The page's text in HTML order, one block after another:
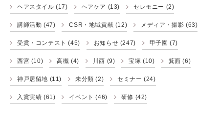
ヘアスタイル (17) ヘアケア (13) セレモニー (2)
講師活動 (47) CSR・地域貢献 (12) メディア・撮影 (63)
受賞・コンテスト (45) お知らせ (247) 甲子園 (7)
西宮 (10) 高槻 (4) 川西 (9) 宝塚 (10) 箕面 (6)
神戸居留地 (11) 未分類 (2) セミナー (24)
入賞実績 (61) イベント (46) 研修 (42)